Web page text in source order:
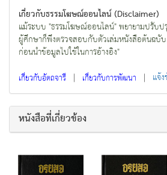
เกี่ยวกับธรรมโฆษณ์ออนไลน์ (Disclaimer)
แม้ระบบ "ธรรมโฆษณ์ออนไลน์" พยายามปรับ
ผู้ศึกษาก็พึงตรวจสอบกับตัวเล่มหนังสือต้นฉบั
ก่อนนำข้อมูลไปใช้ในการอ้างอิง"
เกี่ยวกับอัตถจารี | เกี่ยวกับการพัฒนา | แจ้
หนังสือที่เกี่ยวข้อง